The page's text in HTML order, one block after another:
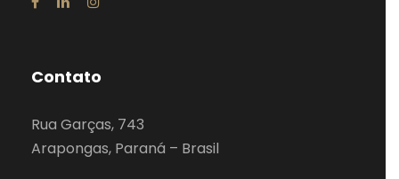
Contato
Rua Garças, 743
Arapongas, Paraná – Brasil